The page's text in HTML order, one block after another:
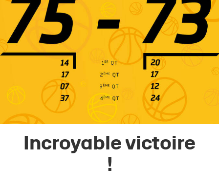
Incroyable victoire
!